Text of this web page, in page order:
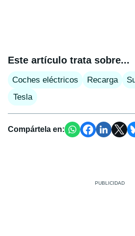
Este artículo trata sobre...
Coches eléctricos Recarga
Tesla
Compártela en: